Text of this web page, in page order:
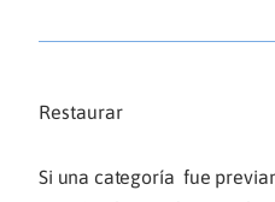
Restaurar
Si una categoría fue